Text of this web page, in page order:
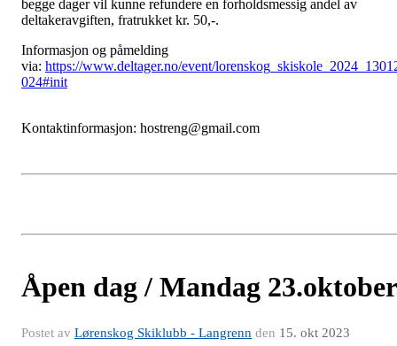
begge dager vil kunne refundere en forholdsmessig andel av
deltakeravgiften, fratrukket kr. 50,-.
Informasjon og påmelding
via: https://www.deltager.no/event/
024#init
Kontaktinformasjon: hostreng@gmail.com
Åpen dag / Mandag 23.oktober
Postet av Lørenskog Skiklubb - Langrenn den 15. okt 2023